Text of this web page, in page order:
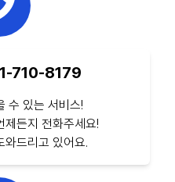
710-8179
수 있는 서비스!
제든지 전화주세요!
와드리고 있어요.